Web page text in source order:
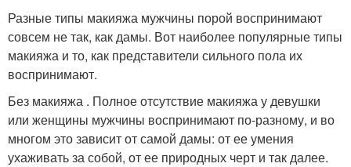
Разные типы макияжа мужчины порой воспринимают
совсем не так, как дамы. Вот наиболее популярные типы
макияжа и то, как представители сильного пола их
воспринимают.
Без макияжа . Полное отсутствие макияжа у девушки
или женщины мужчины воспринимают по-разному, и во
многом это зависит от самой дамы: от ее умения
ухаживать за собой, от ее природных черт и так далее.